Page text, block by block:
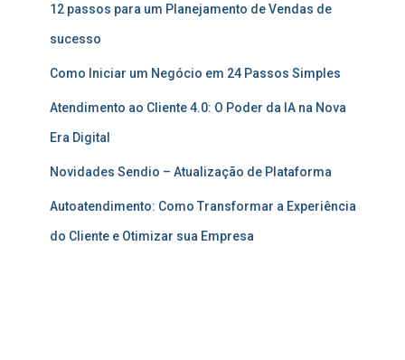
12 passos para um Planejamento de Vendas de
sucesso
Como Iniciar um Negócio em 24 Passos Simples
Atendimento ao Cliente 4.0: O Poder da IA na Nova
Era Digital
Novidades Sendio – Atualização de Plataforma
Autoatendimento: Como Transformar a Experiência
do Cliente e Otimizar sua Empresa